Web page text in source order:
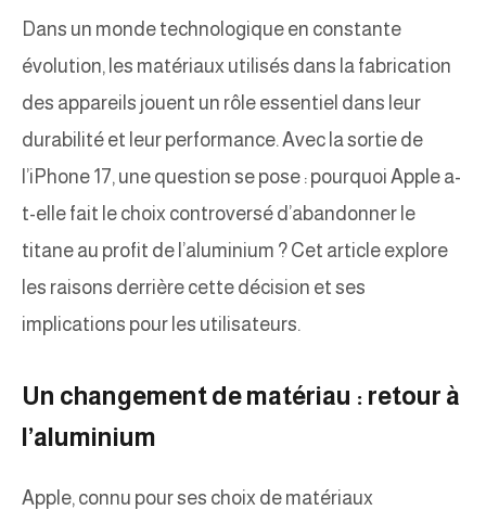
Dans un monde technologique en constante
évolution, les matériaux utilisés dans la fabrication
des appareils jouent un rôle essentiel dans leur
durabilité et leur performance. Avec la sortie de
l’iPhone 17, une question se pose : pourquoi Apple a-
t-elle fait le choix controversé d’abandonner le
titane au profit de l’aluminium ? Cet article explore
les raisons derrière cette décision et ses
implications pour les utilisateurs.
Un changement de matériau : retour à
l’aluminium
Apple, connu pour ses choix de matériaux